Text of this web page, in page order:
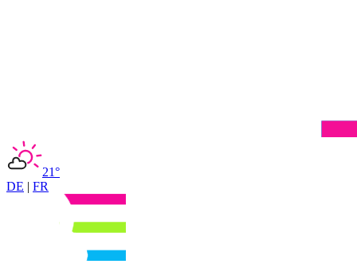
21°
DE | FR